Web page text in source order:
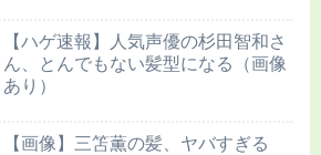
【ハゲ速報】人気声優の杉田智和さ
ん、とんでもない髪型になる（画像
あり）
【画像】三笘薫の髪、ヤバすぎる